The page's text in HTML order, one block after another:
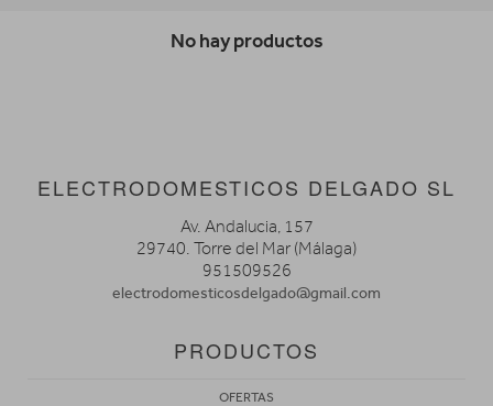
No hay productos
ELECTRODOMESTICOS DELGADO SL
Av. Andalucia, 157
29740. Torre del Mar (Málaga)
951509526
electrodomesticosdelgado@gmail.com
PRODUCTOS
OFERTAS